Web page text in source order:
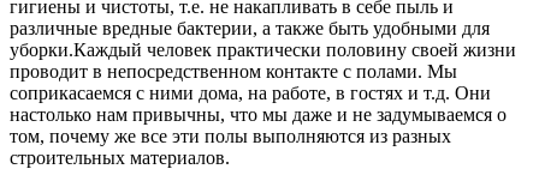
гигиены и чистоты, т.е. не накапливать в себе пыль и
различные вредные бактерии, а также быть удобными для
уборки.Каждый человек практически половину своей жизни
проводит в непосредственном контакте с полами. Мы
соприкасаемся с ними дома, на работе, в гостях и т.д. Они
настолько нам привычны, что мы даже и не задумываемся о
том, почему же все эти полы выполняются из разных
строительных материалов.